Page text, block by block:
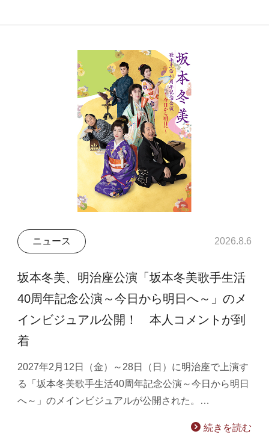
ニュース 2026.8.6
坂本冬美、明治座公演「坂本冬美歌手生活
40周年記念公演～今日から明日へ～」のメ
インビジュアル公開！ 本人コメントが到
着
2027年2月12日（金）～28日（日）に明治座で上演す
る「坂本冬美歌手生活40周年記念公演～今日から明日
へ～」のメインビジュアルが公開された。…
続きを読む